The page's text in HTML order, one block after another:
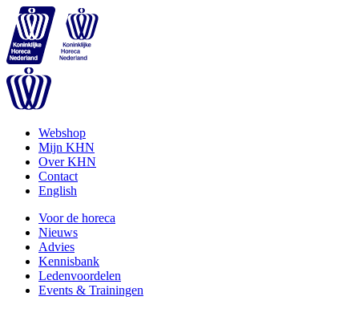
Webshop
Mijn KHN
Over KHN
Contact
English
Voor de horeca
Nieuws
Advies
Kennisbank
Ledenvoordelen
Events & Trainingen